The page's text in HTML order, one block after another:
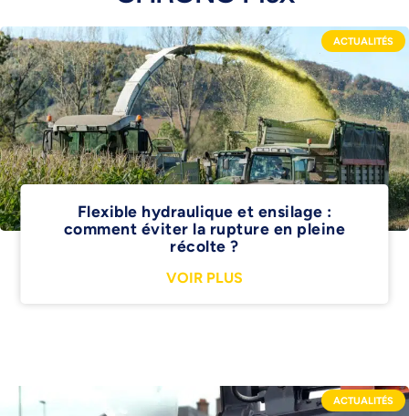
ACTUALITÉS
Flexible hydraulique et ensilage :
comment éviter la rupture en pleine
récolte ?
VOIR PLUS
ACTUALITÉS